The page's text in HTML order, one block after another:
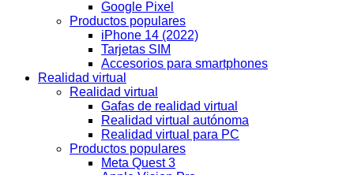
Google Pixel
Productos populares
iPhone 14 (2022)
Tarjetas SIM
Accesorios para smartphones
Realidad virtual
Realidad virtual
Gafas de realidad virtual
Realidad virtual autónoma
Realidad virtual para PC
Productos populares
Meta Quest 3